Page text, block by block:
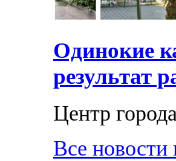
Одинокие
результат
Центр города
Все новости